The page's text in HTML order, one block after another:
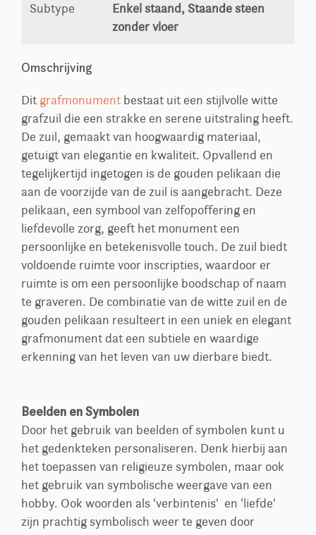
Subtype
Enkel staand, Staande steen
zonder vloer
Omschrijving
Dit grafmonument bestaat uit een stijlvolle witte
grafzuil die een strakke en serene uitstraling heeft.
De zuil, gemaakt van hoogwaardig materiaal,
getuigt van elegantie en kwaliteit. Opvallend en
tegelijkertijd ingetogen is de gouden pelikaan die
aan de voorzijde van de zuil is aangebracht. Deze
pelikaan, een symbool van zelfopoffering en
liefdevolle zorg, geeft het monument een
persoonlijke en betekenisvolle touch. De zuil biedt
voldoende ruimte voor inscripties, waardoor er
ruimte is om een persoonlijke boodschap of naam
te graveren. De combinatie van de witte zuil en de
gouden pelikaan resulteert in een uniek en elegant
grafmonument dat een subtiele en waardige
erkenning van het leven van uw dierbare biedt.
Beelden en Symbolen
Door het gebruik van beelden of symbolen kunt u
het gedenkteken personaliseren. Denk hierbij aan
het toepassen van religieuze symbolen, maar ook
het gebruik van symbolische weergave van een
hobby. Ook woorden als 'verbintenis' en 'liefde'
zijn prachtig symbolisch weer te geven door